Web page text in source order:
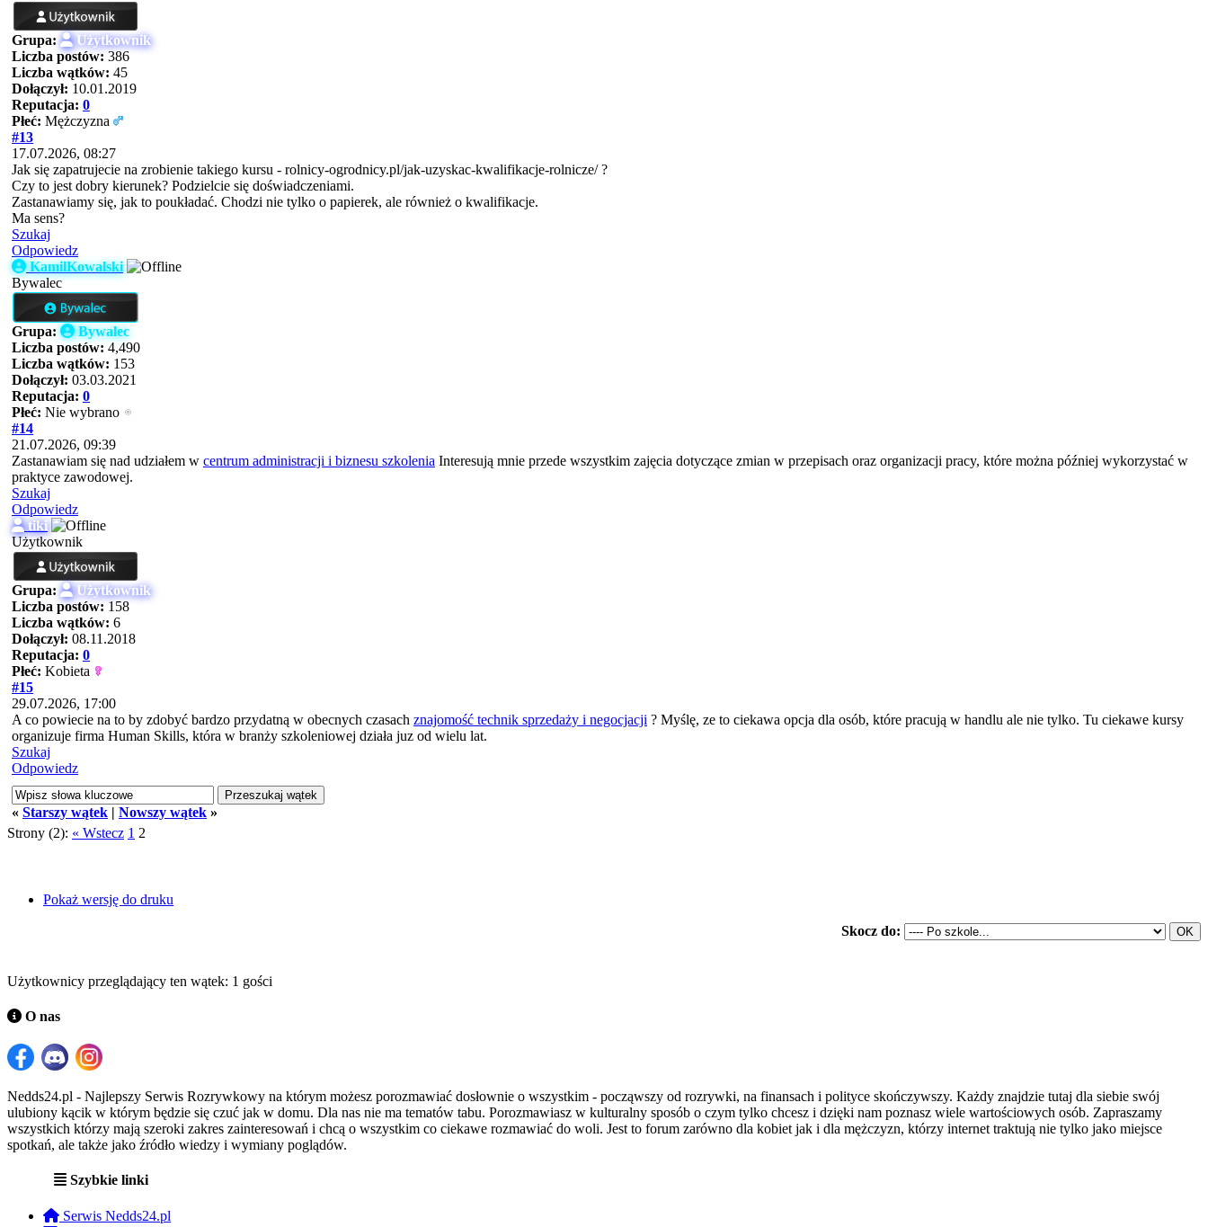
Grupa:
Użytkownik
Liczba postów: 386
Liczba wątków: 45
Dołączył: 10.01.2019
Reputacja: 0
Płeć: Mężczyzna
#13
17.07.2026, 08:27
Jak się zapatrujecie na zrobienie takiego kursu - rolnicy-ogrodnicy.pl/jak-uzyskac-kwalifikacje-rolnicze/ ?
Czy to jest dobry kierunek? Podzielcie się doświadczeniami.
Zastanawiamy się, jak to poukładać. Chodzi nie tylko o papierek, ale również o kwalifikacje.
Ma sens?
Szukaj
Odpowiedz
KamilKowalski
Bywalec
Grupa:
Bywalec
Liczba postów: 4,490
Liczba wątków: 153
Dołączył: 03.03.2021
Reputacja: 0
Płeć: Nie wybrano
#14
21.07.2026, 09:39
Zastanawiam się nad udziałem w centrum administracji i biznesu szkolenia Interesują mnie przede wszystkim zajęcia dotyczące zmian w przepisach oraz organizacji pracy, które można później wykorzystać w
praktyce zawodowej.
Szukaj
Odpowiedz
tiki
Użytkownik
Grupa:
Użytkownik
Liczba postów: 158
Liczba wątków: 6
Dołączył: 08.11.2018
Reputacja: 0
Płeć: Kobieta
#15
29.07.2026, 17:00
A co powiecie na to by zdobyć bardzo przydatną w obecnych czasach znajomość technik sprzedaży i negocjacji ? Myślę, ze to ciekawa opcja dla osób, które pracują w handlu ale nie tylko. Tu ciekawe kursy
organizuje firma Human Skills, która w branży szkoleniowej działa juz od wielu lat.
Szukaj
Odpowiedz
« Starszy wątek | Nowszy wątek »
Strony (2): « Wstecz 1 2
Pokaż wersję do druku
Skocz do:
Użytkownicy przeglądający ten wątek: 1 gości
O nas
Nedds24.pl - Najlepszy Serwis Rozrywkowy na którym możesz porozmawiać dosłownie o wszystkim - począwszy od rozrywki, na finansach i polityce skończywszy. Każdy znajdzie tutaj dla siebie swój
ulubiony kącik w którym będzie się czuć jak w domu. Dla nas nie ma tematów tabu. Porozmawiasz w kulturalny sposób o czym tylko chcesz i dzięki nam poznasz wiele wartościowych osób. Zapraszamy
wszystkich którzy mają szeroki zakres zainteresowań i chcą o wszystkim co ciekawe rozmawiać do woli. Jest to forum zarówno dla kobiet jak i dla mężczyzn, którzy internet traktują nie tylko jako miejsce
spotkań, ale także jako źródło wiedzy i wymiany poglądów.
Szybkie linki
Serwis Nedds24.pl